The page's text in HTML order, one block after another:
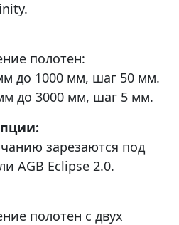
полотен:
до 1000 мм, шаг 50 мм.
до 3000 мм, шаг 5 мм.
зарезаются под
AGB Eclipse 2.0.
полотен с двух